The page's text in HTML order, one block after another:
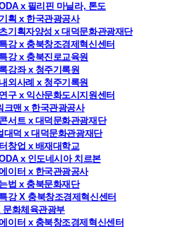
x 필리핀 마닐라, 톤도
획 x 한국관광공사
기획자양성 x 대덕문화관광재단
강 x 충북창조경제혁신센터
강 x 충북진로교육원
강좌 x 청주기록원
외사례 x 청주기록원
구 x 익산문화도시지원센터
크맨 x 한국관광공사
서트 x 대덕문화관광재단
대덕 x 대덕문화관광재단
창업 x 배재대학교
x 인도네시아 치르본
이터 x 한국관광공사
법 x 충북문화재단
강 X 충북창조경제혁신센터
문화체육관광부
이터 x 충북창조경제혁신센터